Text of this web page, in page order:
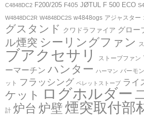
ドブレ
moku moku
オーロラ
C4848DC2 F200/205 F405 JØTUL F 500 ECO
W4848DC2R W4848DC2S w4848ogs アジャスター
グスタンド クワドラファイア グロー
ル煙突 シーリングファン
ブアクセサリ
ストーブファン
ーマーチン ハンター ハーマン バーモ
ット
フラッシング ペレットストーブ ライ
ケット
ログホルダー
計 炉台 炉壁煙突取付部